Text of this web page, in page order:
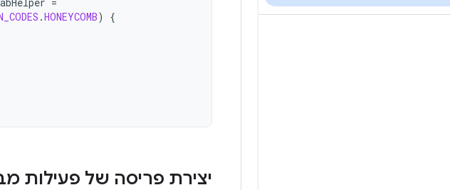
.HONEYCOMB)
{
יצירת פריסה של פעילות